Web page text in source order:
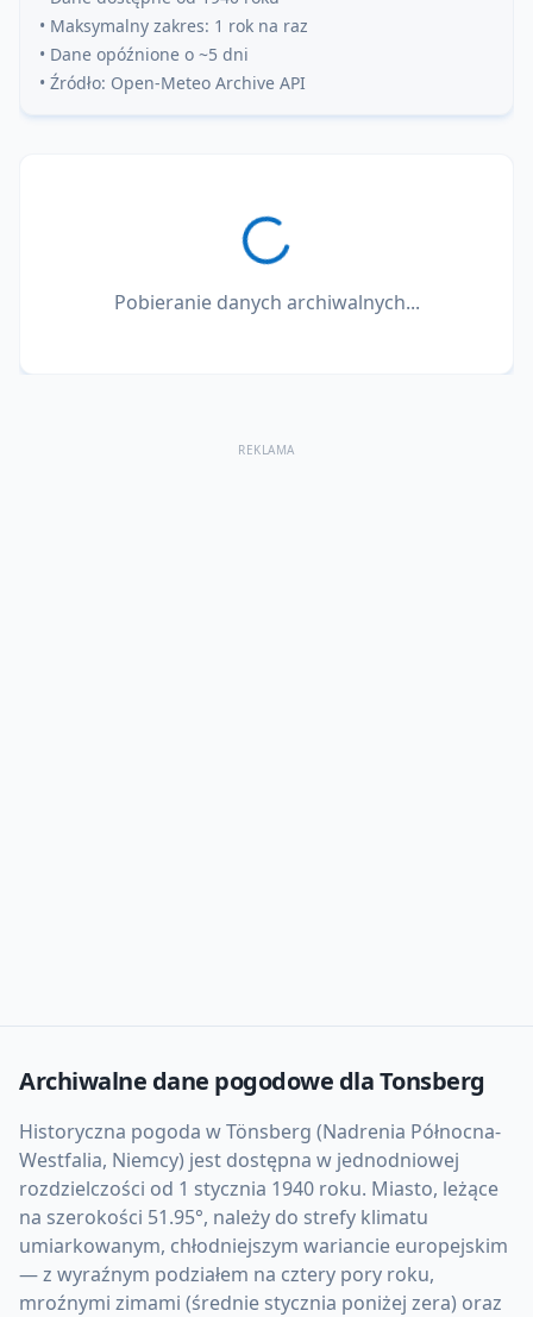
• Maksymalny zakres: 1 rok na raz
• Dane opóźnione o ~5 dni
• Źródło: Open-Meteo Archive API
Pobieranie danych archiwalnych...
REKLAMA
Archiwalne dane pogodowe dlaTonsberg
Historyczna pogoda w Tönsberg (Nadrenia Północna-
Westfalia, Niemcy) jest dostępna w jednodniowej
rozdzielczości od 1 stycznia 1940 roku. Miasto, leżące
na szerokości 51.95°, należy do strefy klimatu
umiarkowanym, chłodniejszym wariancie europejskim
— z wyraźnym podziałem na cztery pory roku,
mroźnymi zimami (średnie stycznia poniżej zera) oraz